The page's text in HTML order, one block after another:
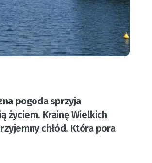
pogoda sprzyja
życiem. Krainę Wielkich
chłód. Która pora